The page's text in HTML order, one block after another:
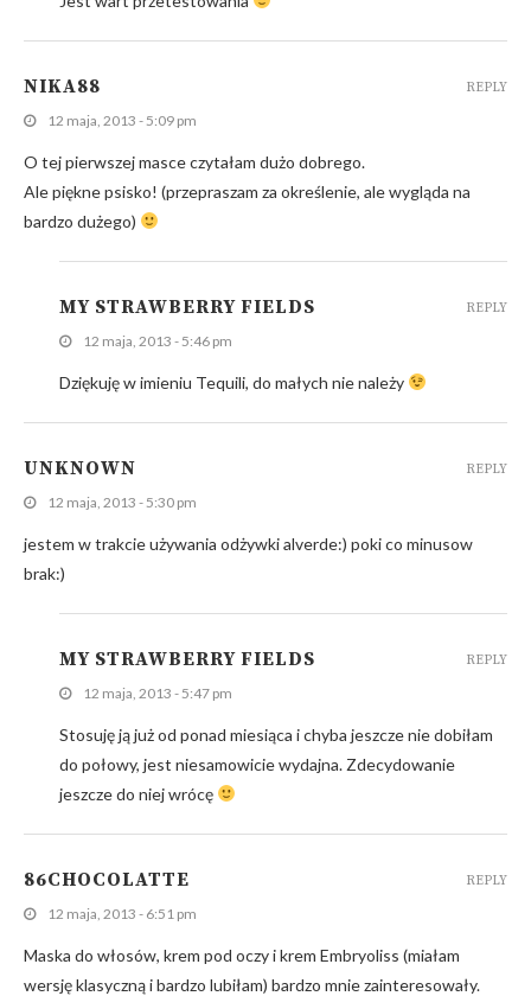
NIKA88
12 maja, 2013 - 5:09 pm
O tej pierwszej masce czytałam dużo dobrego.
Ale piękne psisko! (przepraszam za określenie, ale wygląda na
bardzo dużego)
REPLY
MY STRAWBERRY FIELDS
12 maja, 2013 - 5:46 pm
Dziękuję w imieniu Tequili, do małych nie należy
REPLY
UNKNOWN
12 maja, 2013 - 5:30 pm
jestem w trakcie używania odżywki alverde:) poki co minusow
brak:)
REPLY
MY STRAWBERRY FIELDS
12 maja, 2013 - 5:47 pm
Stosuję ją już od ponad miesiąca i chyba jeszcze nie dobiłam
do połowy, jest niesamowicie wydajna. Zdecydowanie
jeszcze do niej wrócę
REPLY
86CHOCOLATTE
12 maja, 2013 - 6:51 pm
Maska do włosów, krem pod oczy i krem Embryoliss (miałam
wersję klasyczną i bardzo lubiłam) bardzo mnie zainteresowały.
REPLY